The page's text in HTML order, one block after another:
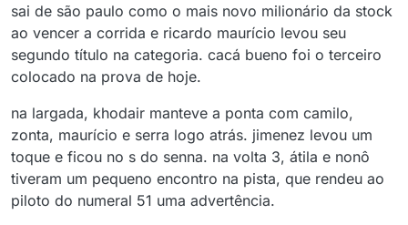
sai de são paulo como o mais novo milionário da stock
ao vencer a corrida e ricardo maurício levou seu
segundo título na categoria. cacá bueno foi o terceiro
colocado na prova de hoje.
na largada, khodair manteve a ponta com camilo,
zonta, maurício e serra logo atrás. jimenez levou um
toque e ficou no s do senna. na volta 3, átila e nonô
tiveram um pequeno encontro na pista, que rendeu ao
piloto do numeral 51 uma advertência.